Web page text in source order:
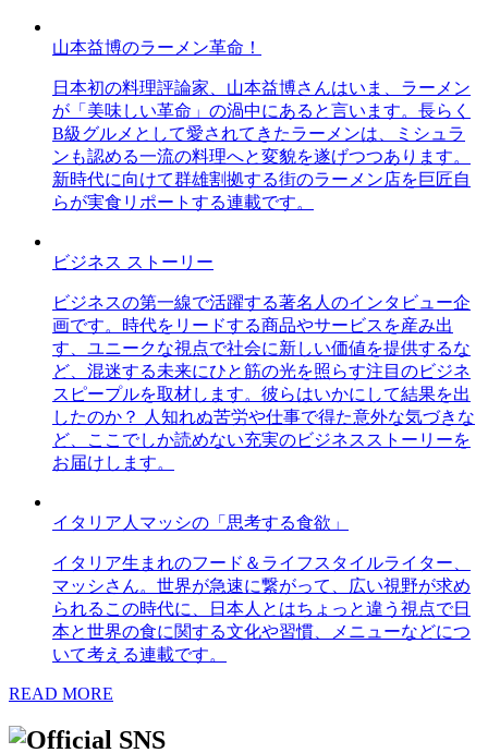
山本益博のラーメン革命！
日本初の料理評論家、山本益博さんはいま、ラーメン
が「美味しい革命」の渦中にあると言います。長らく
B級グルメとして愛されてきたラーメンは、ミシュラ
ンも認める一流の料理へと変貌を遂げつつあります。
新時代に向けて群雄割拠する街のラーメン店を巨匠自
らが実食リポートする連載です。
ビジネス ストーリー
ビジネスの第一線で活躍する著名人のインタビュー企
画です。時代をリードする商品やサービスを産み出
す、ユニークな視点で社会に新しい価値を提供するな
ど、混迷する未来にひと筋の光を照らす注目のビジネ
スピープルを取材します。彼らはいかにして結果を出
したのか？ 人知れぬ苦労や仕事で得た意外な気づきな
ど、ここでしか読めない充実のビジネスストーリーを
お届けします。
イタリア人マッシの「思考する食欲」
イタリア生まれのフード＆ライフスタイルライター、
マッシさん。世界が急速に繋がって、広い視野が求め
られるこの時代に、日本人とはちょっと違う視点で日
本と世界の食に関する文化や習慣、メニューなどにつ
いて考える連載です。
READ MORE